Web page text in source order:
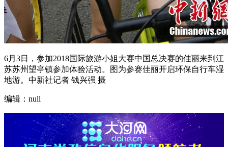
6月3日，参加2018国际旅游小姐大赛中国总决赛的佳丽来到江
苏苏州望亭镇参加体验活动。图为参赛佳丽开启环保自行车湿
地游。中新社记者 钱兴强 摄
编辑：null